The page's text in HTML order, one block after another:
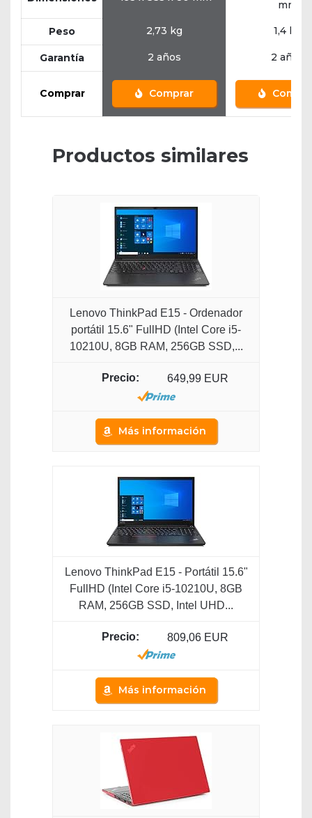
mm
Peso 2,73 kg 1,4 kg
Garantía 2 años 2 años
Comprar Comprar
Productos similares
Lenovo ThinkPad E15 - Ordenador
portátil 15.6" FullHD (Intel Core i5-
10210U, 8GB RAM, 256GB SSD,...
649,99 EUR
Más información
Lenovo ThinkPad E15 - Portátil 15.6"
FullHD (Intel Core i5-10210U, 8GB
RAM, 256GB SSD, Intel UHD...
809,06 EUR
Más información